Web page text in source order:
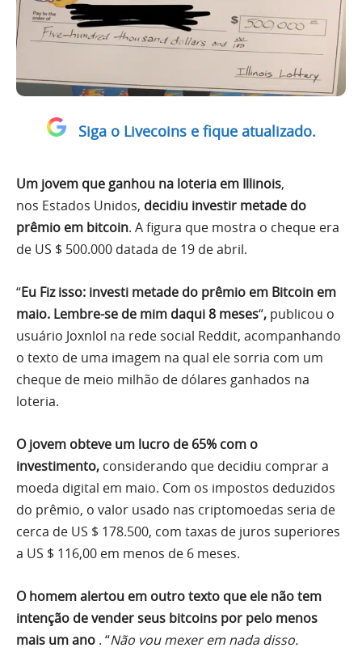
Siga o Livecoins e fique atualizado.
Um jovem que ganhou na loteria em Illinois,
nos Estados Unidos, decidiu investir metade do
prêmio em bitcoin. A figura que mostra o cheque era
de US $ 500.000 datada de 19 de abril.
“Eu Fiz isso: investi metade do prêmio em Bitcoin em
maio. Lembre-se de mim daqui 8 meses“, publicou o
usuário Joxnlol na rede social Reddit, acompanhando
o texto de uma imagem na qual ele sorria com um
cheque de meio milhão de dólares ganhados na
loteria.
Ojovem obteve um lucro de 65% com o
investimento, considerando que decidiu comprar a
moeda digital em maio. Com os impostos deduzidos
do prêmio, o valor usado nas criptomoedas seria de
cerca de US $ 178.500, com taxas de juros superiores
a US $ 116,00 em menos de 6 meses.
O homem alertou em outro texto que ele não tem
intenção de vender seus bitcoins por pelo menos
mais um ano . “Não vou mexer em nada disso.